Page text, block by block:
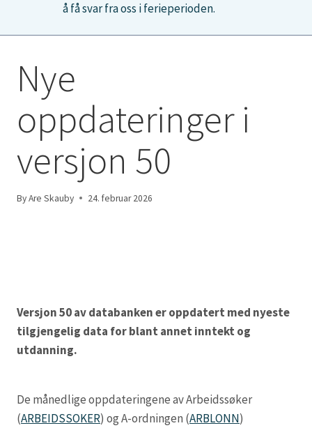
å få svar fra oss i ferieperioden.
Nye
oppdateringer i
versjon 50
ByAre Skauby 24. februar 2026
Versjon 50 av databanken er oppdatert med nyeste
tilgjengelig data for blant annet inntekt og
utdanning.
De månedlige oppdateringene av Arbeidssøker
(ARBEIDSSOKER) og A-ordningen (ARBLONN)